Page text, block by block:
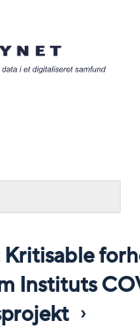
Kritisable
Instituts